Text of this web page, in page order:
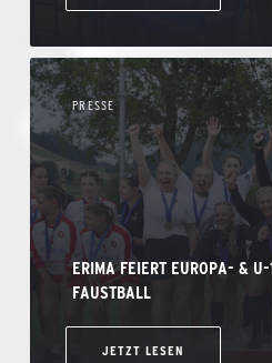
PRESSE
ERIMA FEIERT EUROPA- &
FAUSTBALL
JETZT LESEN